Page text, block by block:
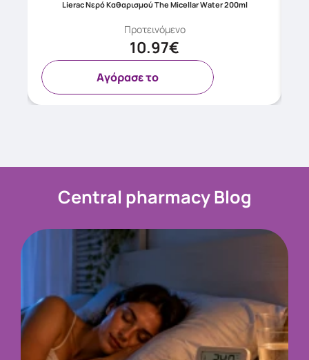
Lierac Νερό Καθαρισμού The Micellar Water 200ml
Προτεινόμενο
10.97€
Aγόρασε το
Central pharmacy Blog